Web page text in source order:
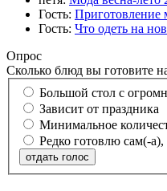
Гость: Приготовление
Гость: Что одеть на
Опрос
Сколько блюд вы готовите
Большой стол с
Зависит от праздника
Минимальное
Редко готовлю сам(-
отдать голос